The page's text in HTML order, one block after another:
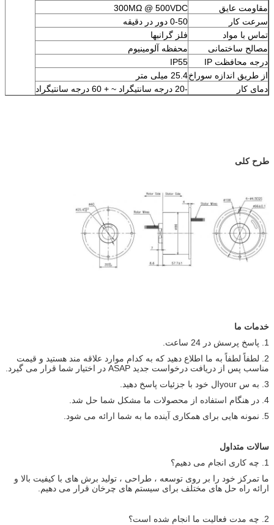
مقاومت عایق
300MΩ @ 500VDC
سرعت کار
0-50 دور در دقیقه
تماس با مواد
فلز گرانبها
مصالح ساختمانی
محفظه آلومینیوم
درجه محافظت IP
IP55
از طریق اندازه سوراخ25.4 میلی متر
دمای کار
-20 درجه سانتیگراد ~ + 60 درجه سانتیگراد
طرح کلی
خدمات ما
1. پاسخ پرسش در 24 ساعت.
2. لطفاً لطفاً به ما اطلاع دهید که به کدام موارد علاقه مند هستید و قیمت
مناسب پس از دریافت درخواست جدید ASAP در اختیار شما قرار می گیرد.
3. به س yourال خود با جزئیات پاسخ دهید.
4. در هنگام استفاده از محصولات ما مشکل شما حل شد.
5. نمونه هایی برای همکاری آینده ما به شما ارائه می شود.
سالات متداول
1. چه کاری انجام می دهیم؟
ما تمرکز خود را بر روی توسعه ، طراحی ، تولید برش های با کیفیت بالا و
ارائه راه حل های مختلف برای سیستم های چرخان قرار می دهیم.
2. چه مدت فعالیت ما انجام شده است؟